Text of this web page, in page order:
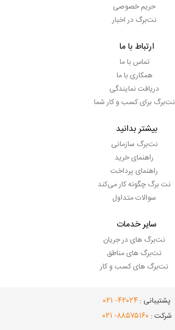
حریم خصوصی
نت‌برگ در اخبار
ارتباط با ما
تماس با ما
همکاری با ما
دریافت نمایندگی
نت‌برگ برای کسب و کار شما
بیشتر بدانید
نت‌برگ سازمانی
راهنمای خرید
راهنمای پرداخت
نت برگ چگونه کار می‌کند
سوالات متداول
سایر خدمات
نت‌برگ های در جریان
نت‌برگ های مناطق
نت‌برگ های کسب و کار
پشتیبانی : ۴۲۰۲۴- ۰۲۱
شرکت : ۸۸۵۷۵۱۶۰- ۰۲۱